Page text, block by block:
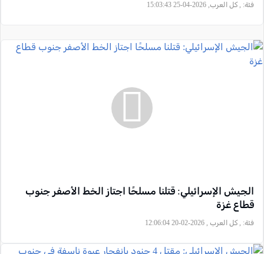
فئة: , كل العرب, 2026-04-25 15:03:43
الجيش الإسرائيلي: قتلنا مسلحًا اجتاز الخط الأصفر جنوب
قطاع غزة
فئة: , كل العرب , 2026-02-20 12:06:04